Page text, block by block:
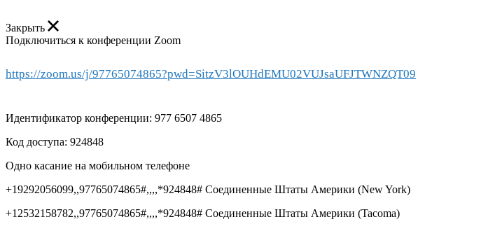
Закрыть
Подключиться к конференции Zoom
https://zoom.us/j/97765074865?pwd=SitzV3lOUHdEMU02VUJsaUFJTWNZQT09
Идентификатор конференции: 977 6507 4865
Код доступа: 924848
Одно касание на мобильном телефоне
+19292056099,,97765074865#,,,,*924848# Соединенные Штаты Америки (New York)
+12532158782,,97765074865#,,,,*924848# Соединенные Штаты Америки (Tacoma)